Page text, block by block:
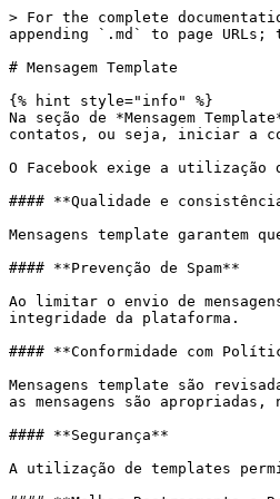
> For the complete documentation index, see [llms.txt](https://ajuda.livechat360.com.br/crm/llms.txt). Markdown versions of documentation pages are available by appending `.md` to page URLs; this page is available as [Markdown](https://ajuda.livechat360.com.br/crm/administracao/personalizacao/mensagem-template.md).

# Mensagem Template

{% hint style="info" %}
Na seção de *Mensagem Template* você poderá criar novas mensagens template para o **WhatsApp**. Com essas mensagens é possível fazer envios ativos de mensagem para os contatos, ou seja, iniciar a conversa com o contato.

O Facebook exige a utilização de mensagens template para envio ativo de mensagens para os clientes por várias razões:&#x20;

#### **Qualidade e consistência**

Mensagens template garantem que as comunicações sejam claras, consistentes e de alta qualidade. Isso ajuda a manter uma experiência de usuário positiva e uniforme.

#### **Prevenção de Spam**

Ao limitar o envio de mensagens ativas a templates aprovados, o Facebook reduz o risco de spam. Isso protege os usuários de receberem mensagens indesejadas e mantém a integridade da plataforma.

#### **Conformidade com Políticas**

Mensagens template são revisadas e aprovadas pelo Facebook para garantir que estão em conformidade com suas políticas de comunicação. Isso inclui a verificação de que as mensagens são apropriadas, não abusivas e relevantes para o usuário.

#### **Segurança**

A utilização de templates permite uma maior segurança nas comunicações, pois minimiza o risco de mensagens fraudulentas ou enganosas serem enviadas.

#### **Melhor Rastreamento e Relatório**

Templates padronizados facilitam o rastreamento e a análise das comunicações, permitindo que as empresas avaliem a eficácia de suas mensagens e ajustem suas estratégias de comunicação conforme necessário.

#### **Experiência de